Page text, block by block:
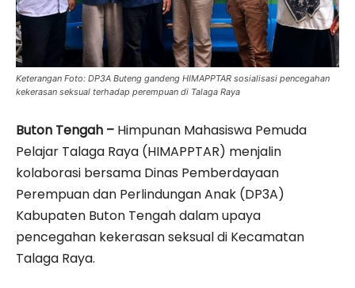
Keterangan Foto: DP3A Buteng gandeng HIMAPPTAR sosialisasi pencegahan
kekerasan seksual terhadap perempuan di Talaga Raya
Buton Tengah – Himpunan Mahasiswa Pemuda
Pelajar Talaga Raya (HIMAPPTAR) menjalin
kolaborasi bersama Dinas Pemberdayaan
Perempuan dan Perlindungan Anak (DP3A)
Kabupaten Buton Tengah dalam upaya
pencegahan kekerasan seksual di Kecamatan
Talaga Raya.